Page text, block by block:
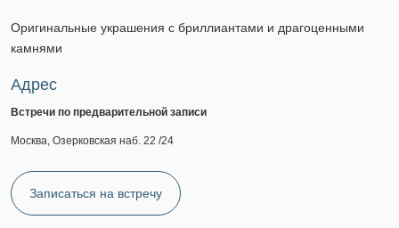
Оригинальные украшения с бриллиантами и драгоценными
камнями
Адрес
Встречи по предварительной записи
Москва, Озерковская наб. 22 /24
Записаться на встречу